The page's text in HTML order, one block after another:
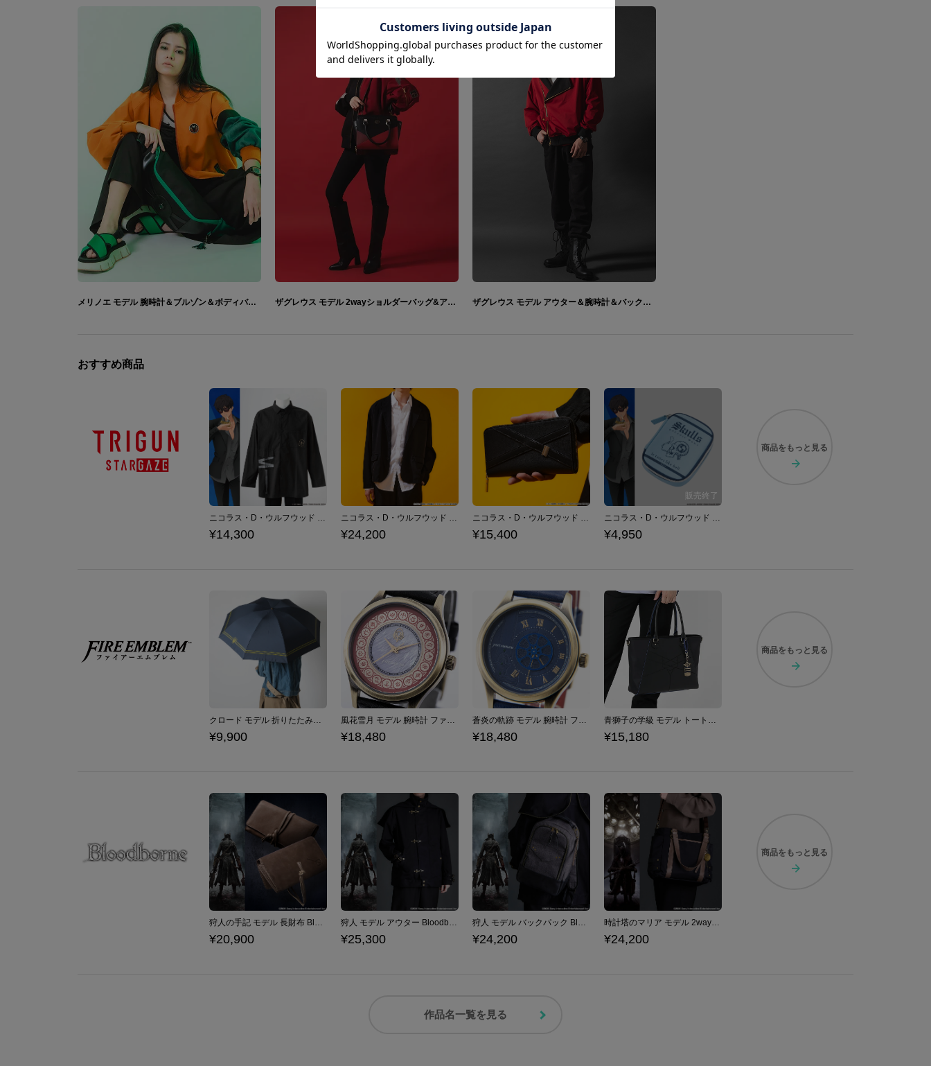
メリノエ モデル 腕時計＆ブルゾン＆ボディバッグ Hades II ハデス2 ザグレウス モデル 2wayショルダーバッグ&アウター&長財布 Hades ザグレウス モデル アウター＆腕時計＆バックパック Hades ハデス
おすすめ商品
¥14,300 ¥24,200 ¥15,400 ¥4,950
商品を もっと見る
¥9,900 ¥18,480 ¥18,480 ¥15,180
商品を もっと見る
¥20,900 ¥25,300 ¥24,200 ¥24,200
商品を もっと見る
作品名一覧を見る